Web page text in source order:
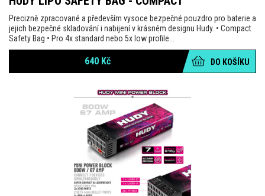
Precizně zpracované a především vysoce bezpečné pouzdro pro baterie a
jejich bezpečné skladování i nabijení v krásném designu Hudy. • Compact
Safety Bag • Pro 4x standard nebo 5x low profile...
640 Kč DO KOŠÍKU